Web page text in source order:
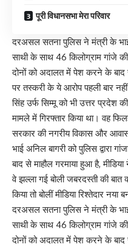
पूरी विधानसभा मेरा परिवार
दरअसल सतना पुलिस ने मंत्री के
साथी के साथ 46 किलोग्राम गांजे
दोनों को अदालत में पेश करने के
पर तस्करी के ये आरोप पहली बार
सिंह उर्फ सिम्मू को भी उत्तर प्रदेश
मामले में गिरफ्तार किया था। वह
सरकार की नगरीय विकास और आवास
भाई अनिल बागरी को पुलिस द्वारा
बाद से माहौल गरमाया हुआ है,
वे झल्ला गई बोली जबरदस्ती की बात
किया तो बोलीं मीडिया रिश्तेदार
दरअसल सतना पुलिस ने मंत्री के
साथी के साथ 46 किलोग्राम गांजे
दोनों को अदालत में पेश करने के